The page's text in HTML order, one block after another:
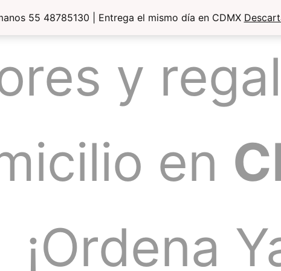
55 48785130 | Entrega el mismo día en CDMX
y
en
¡Ordena